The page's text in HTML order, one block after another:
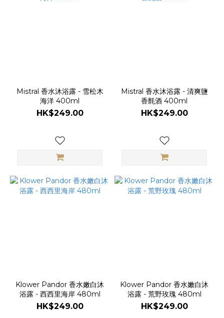
Mistral 香水沐浴露 - 雪松木
海洋 400ml
HK$249.00
Mistral 香水沐浴露 - 清爽鹽
香氈酒 400ml
HK$249.00
Klower Pandor 香水嫩白沐
浴露 - 西西里海岸 480ml
HK$249.00
Klower Pandor 香水嫩白沐
浴露 - 荒野玫瑰 480ml
HK$249.00